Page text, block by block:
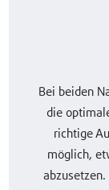
Bei beiden
die
richtige
möglich,